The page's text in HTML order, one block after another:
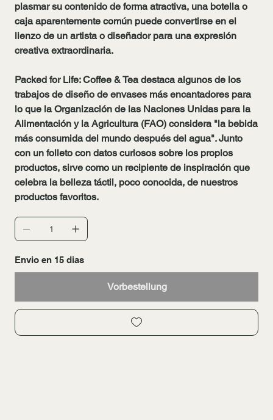
plasmar su contenido de forma atractiva, una botella o
caja aparentemente común puede convertirse en el
lienzo de un artista o diseñador para una expresión
creativa extraordinaria.
Packed for Life: Coffee & Tea destaca algunos de los
trabajos de diseño de envases más encantadores para
lo que la Organización de las Naciones Unidas para la
Alimentación y la Agricultura (FAO) considera "la bebida
más consumida del mundo después del agua". Junto
con un folleto con datos curiosos sobre los propios
productos, sirve como un recipiente de inspiración que
celebra la belleza táctil, poco conocida, de nuestros
productos favoritos.
Envio en 15 dias
Vorbestellung